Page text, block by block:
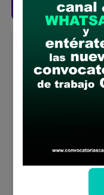
CON
PRITE
área/mención/
Terapia Física y
habilitado